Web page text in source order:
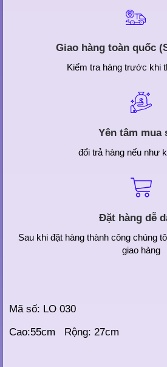
Giao hàng toàn quốc
Kiểm tra hàng trước khi
Yên tâm mua
đổi trả hàng nếu như
Đặt hàng dễ
Sau khi đặt hàng thành công chúng
giao hàng
Mã số: LO 030
Cao:55cm Rộng: 27cm